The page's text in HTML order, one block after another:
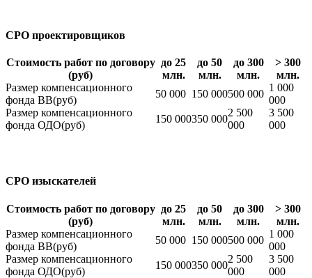
СРО проектировщиков
Стоимость работ по договору
(руб)
до 25
млн.
до 50
млн.
до 300
млн.
> 300
млн.
Размер компенсационного
фонда ВВ(руб)
50 000 150 000500 000
1 000
000
Размер компенсационного
фонда ОДО(руб)
150 000350 000
2 500
000
3 500
000
СРО изыскателей
Стоимость работ по договору
(руб)
до 25
млн.
до 50
млн.
до 300
млн.
> 300
млн.
Размер компенсационного
фонда ВВ(руб)
50 000 150 000500 000
1 000
000
Размер компенсационного
фонда ОДО(руб)
150 000350 000
2 500
000
3 500
000